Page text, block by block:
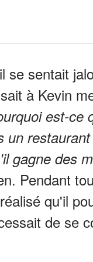
se sentait
à Kevin
est-ce
un
gagne des
Pendant
qu'il
de se